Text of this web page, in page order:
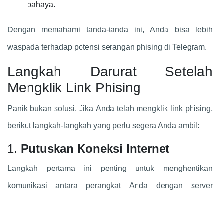
bahaya.
Dengan memahami tanda-tanda ini, Anda bisa lebih
waspada terhadap potensi serangan phising di Telegram.
Langkah Darurat Setelah
Mengklik Link Phising
Panik bukan solusi. Jika Anda telah mengklik link phising,
berikut langkah-langkah yang perlu segera Anda ambil:
1. Putuskan Koneksi Internet
Langkah pertama ini penting untuk menghentikan
komunikasi antara perangkat Anda dengan server